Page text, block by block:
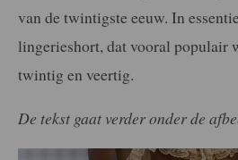
van de twintigste eeuw. In
lingerieshort, dat vooral populair
twintig en veertig.
De tekst gaat verder onder de